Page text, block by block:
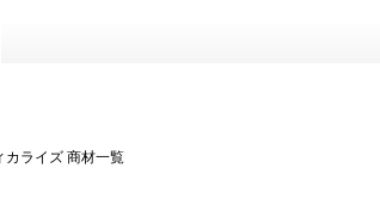
カライズ 商材一覧